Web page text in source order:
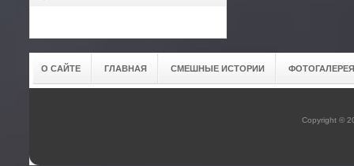
О САЙТЕ ГЛАВНАЯ СМЕШНЫЕ ИСТОРИИ ФОТОГАЛЕРЕЯ
Copyright ©